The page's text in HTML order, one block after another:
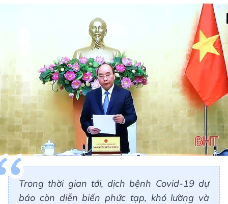
Trong thời gian tới, dịch bệnh Covid-19 dự
báo còn diễn biến phức tạp, khó lường và